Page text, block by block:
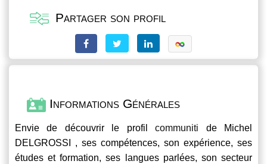
Partager son profil
Informations Générales
Envie de découvrir le profilcommuniti de Michel
DELGROSSI , ses compétences, son expérience, ses
études et formation, ses langues parlées, son secteur